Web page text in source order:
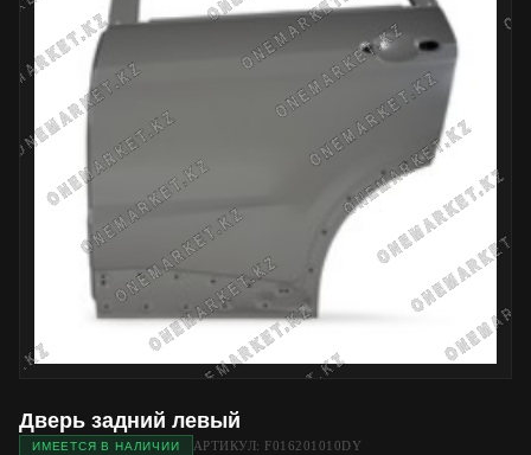
Дверь задний левый
ИМЕЕТСЯ В НАЛИЧИИ АРТИКУЛ: F016201010DY